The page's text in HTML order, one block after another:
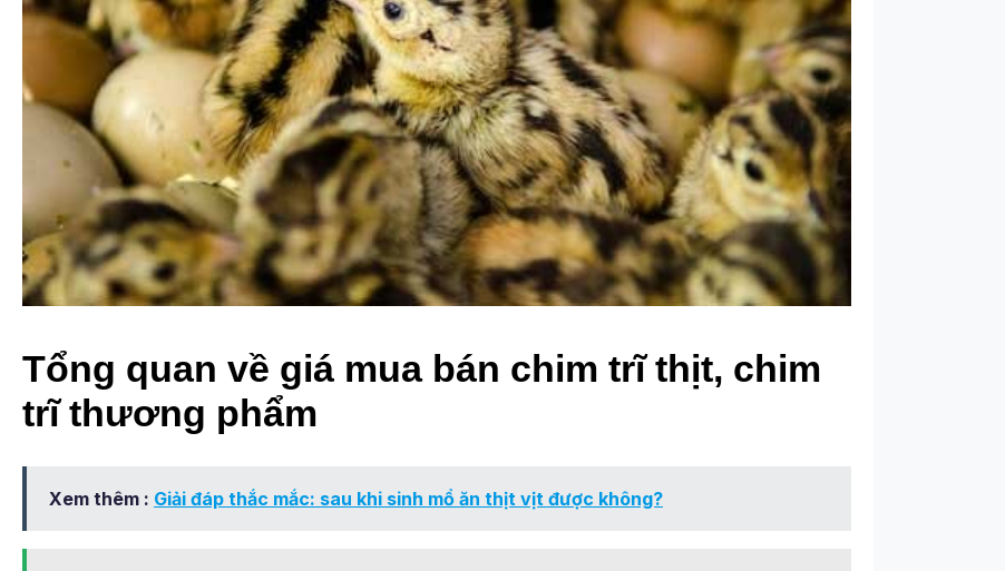
Tổng quan về giá mua bán chim trĩ thịt, chim
trĩ thương phẩm
Xem thêm : Giải đáp thắc mắc: sau khi sinh mổ ăn thịt vịt được không?